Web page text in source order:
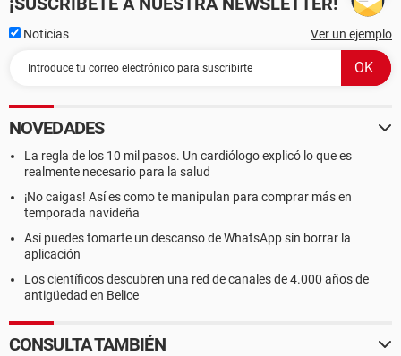
Noticias Ver un ejemplo
NOVEDADES
La regla de los 10 mil pasos. Un cardiólogo explicó lo que es
realmente necesario para la salud
¡No caigas! Así es como te manipulan para comprar más en
temporada navideña
Así puedes tomarte un descanso de WhatsApp sin borrar la
aplicación
Los científicos descubren una red de canales de 4.000 años de
antigüedad en Belice
CONSULTA TAMBIÉN